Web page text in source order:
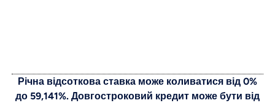
Річна відсоткова ставка може коливатися від 0%
до 59,141%. Довгостроковий кредит може бути від